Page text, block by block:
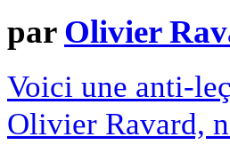
par Olivier
Voici une anti-
Olivier Ravard,